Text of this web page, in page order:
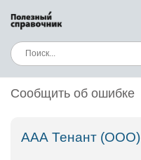
Сообщить об ошибке
ААА Тенант (ООО)